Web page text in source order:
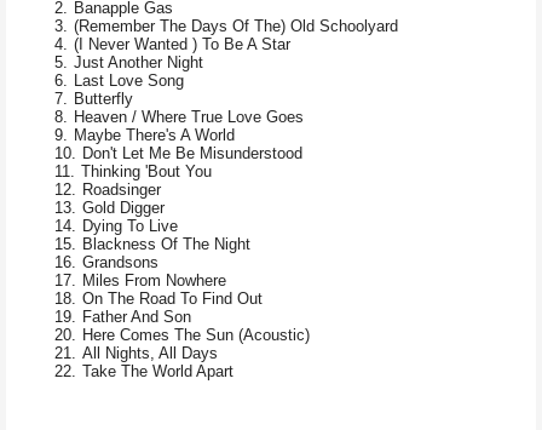
Banapple Gas
(Remember The Days Of The) Old Schoolyard
(I Never Wanted ) To Be A Star
Just Another Night
Last Love Song
Butterfly
Heaven / Where True Love Goes
Maybe There's A World
Don't Let Me Be Misunderstood
Thinking 'Bout You
Roadsinger
Gold Digger
Dying To Live
Blackness Of The Night
Grandsons
Miles From Nowhere
On The Road To Find Out
Father And Son
Here Comes The Sun (Acoustic)
All Nights, All Days
Take The World Apart